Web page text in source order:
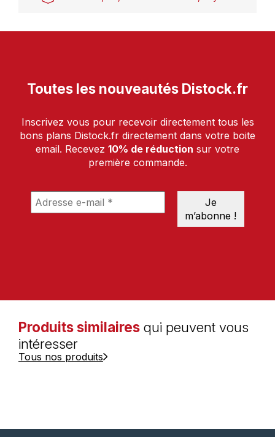
Toutes les nouveautés Distock.fr
Inscrivez vous pour recevoir directement tous les
bons plans Distock.fr directement dans votre boite
email. Recevez 10% de réduction sur votre
première commande.
Produits similaires qui peuvent vous
intéresser
Tous nos produits